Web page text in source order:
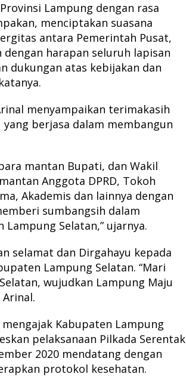
Lampung dengan rasa
menciptakan suasana
antara Pemerintah Pusat,
dengan harapan seluruh lapisan
dukungan atas kebijakan dan
menyampaikan terimakasih
berjasa dalam membangun
mantan Bupati, dan Wakil
Anggota DPRD, Tokoh
Akademis dan lainnya dengan
sumbangsih dalam
Selatan,” ujarnya.
selamat dan Dirgahayu kepada
Lampung Selatan. “Mari
wujudkan Lampung Maju
Kabupaten Lampung
pelaksanaan Pilkada Serentak
2020 mendatang dengan
protokol kesehatan.